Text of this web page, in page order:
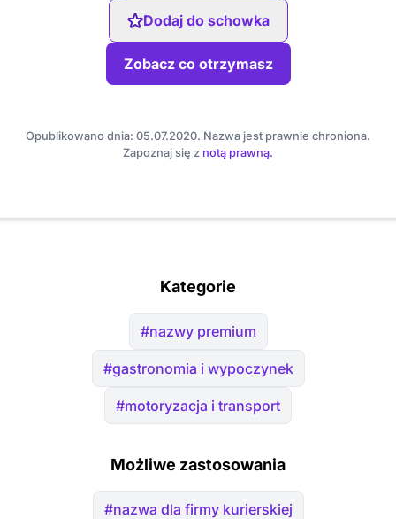
Dodaj do schowka
Zobacz co otrzymasz
Opublikowano dnia: 05.07.2020. Nazwa jest prawnie chroniona.
Zapoznaj się z notą prawną.
Kategorie
#nazwy premium
#gastronomia i wypoczynek
#motoryzacja i transport
Możliwe zastosowania
#nazwa dla firmy kurierskiej